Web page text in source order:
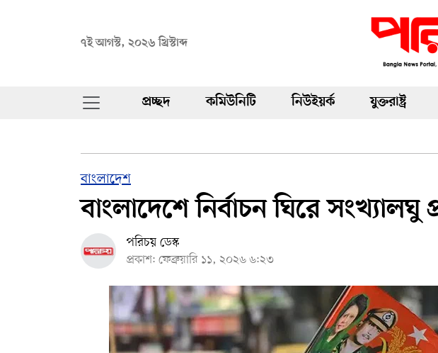
৭ই আগস্ট, ২০২৬ খ্রিস্টাব্দ
প্রচ্ছদ কমিউনিটি নিউইয়র্ক যুক্তরাষ্ট্র
বাংলাদেশ
বাংলাদেশে নির্বাচন ঘিরে সংখ্যালঘু
পরিচয় ডেস্ক
প্রকাশ: ফেব্রুয়ারি ১১, ২০২৬ ৬:২৩